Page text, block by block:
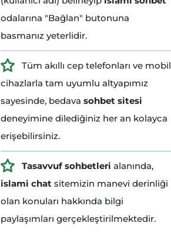
odalarına "Bağlan" butonuna
basmanız yeterlidir.
Tüm akıllı cep telefonları ve mobil
cihazlarla tam uyumlu altyapımız
sayesinde, bedava sohbet sitesi
deneyimine dilediğiniz her an kolayca
erişebilirsiniz.
Tasavvuf sohbetleri alanında,
islami chat sitemizin manevi derinliği
olan konuları hakkında bilgi
paylaşımları gerçekleştirilmektedir.